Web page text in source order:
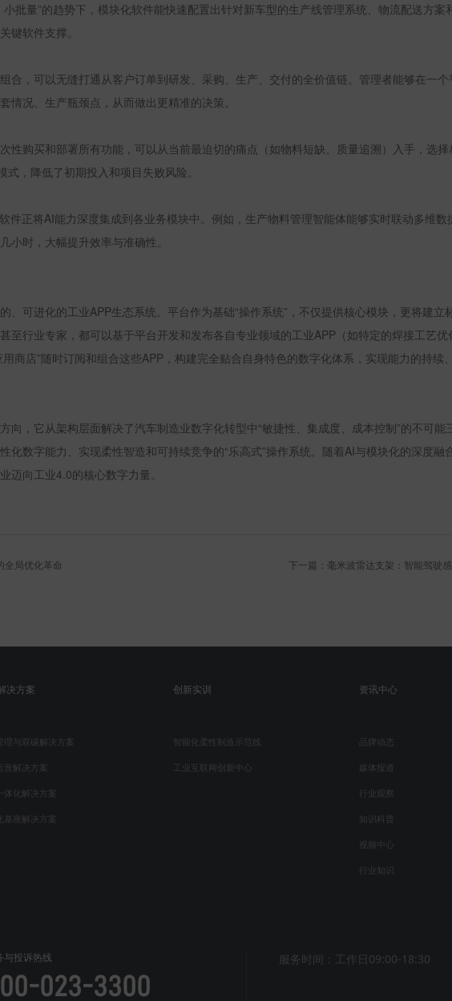
批量”的趋势下，模块化软件能快速配置出针对新车型的生产线管理系统、物流配送方案
键软件支撑。
合，可以无缝打通从客户订单到研发、采购、生产、交付的全价值链。管理者能够在一
况、生产瓶颈点，从而做出更精准的决策。
性购买和部署所有功能，可以从当前最迫切的痛点（如物料短缺、质量追溯）入手，选择
式，降低了初期投入和项目失败风险。
件正将AI能力深度集成到各业务模块中。例如，生产物料管理智能体能够实时联动多维数
小时，大幅提升效率与准确性。
、可进化的工业APP生态系统。平台作为基础“操作系统”，不仅提供核心模块，更将建立
至行业专家，都可以基于平台开发和发布各自专业领域的工业APP （如特定的焊接工艺优
商店”随时订阅和组合这些APP ，构建完全贴合自身特色的数字化体系，实现能力的持续
向，它从架构层面解决了汽车制造业数字化转型中“敏捷性、集成度、成本控制”的不可能
化数字能力、实现柔性智造和可持续竞争的“乐高式”操作系统。随着AI与模块化的深度融
迈向工业4.0的核心数字力量。
全局优化革命 下一篇：毫米波雷达支架：智能驾驶
决方案
理与双碳解决方案
营解决方案
体化解决方案
基座解决方案
创新实训
智能化柔性制造示范线
工业互联网创新中心
资讯中心
品牌动态
媒体报道
行业观察
知识科普
视频中心
行业知识
与投诉热线
023-3300
服务时间：工作日09:00-18:30